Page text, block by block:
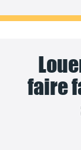
faire